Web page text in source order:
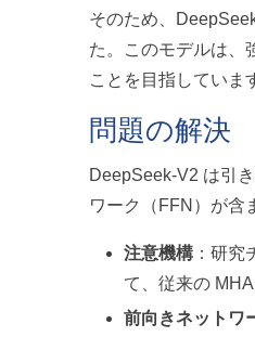
そのため、
た。このモデルは、
ことを目指していま
問題の解決
DeepSeek-V2 は引
ワーク（FFN）が含
注意機構 ：研
て、従来の
前向きネットワ